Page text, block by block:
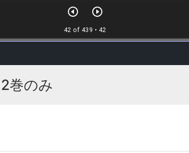
巻のみ